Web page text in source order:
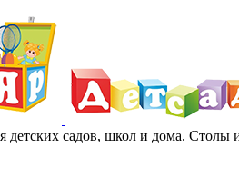
детских садов, школ и дома.